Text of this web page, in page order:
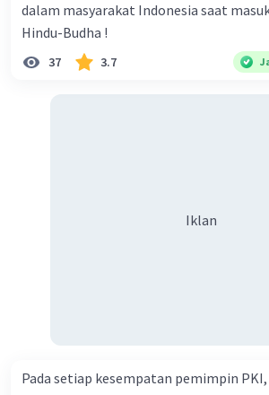
dalam masyarakat Indonesia saat
Hindu-Budha !
37 3.7
Iklan
Pada setiap kesempatan pemimpin PKI,